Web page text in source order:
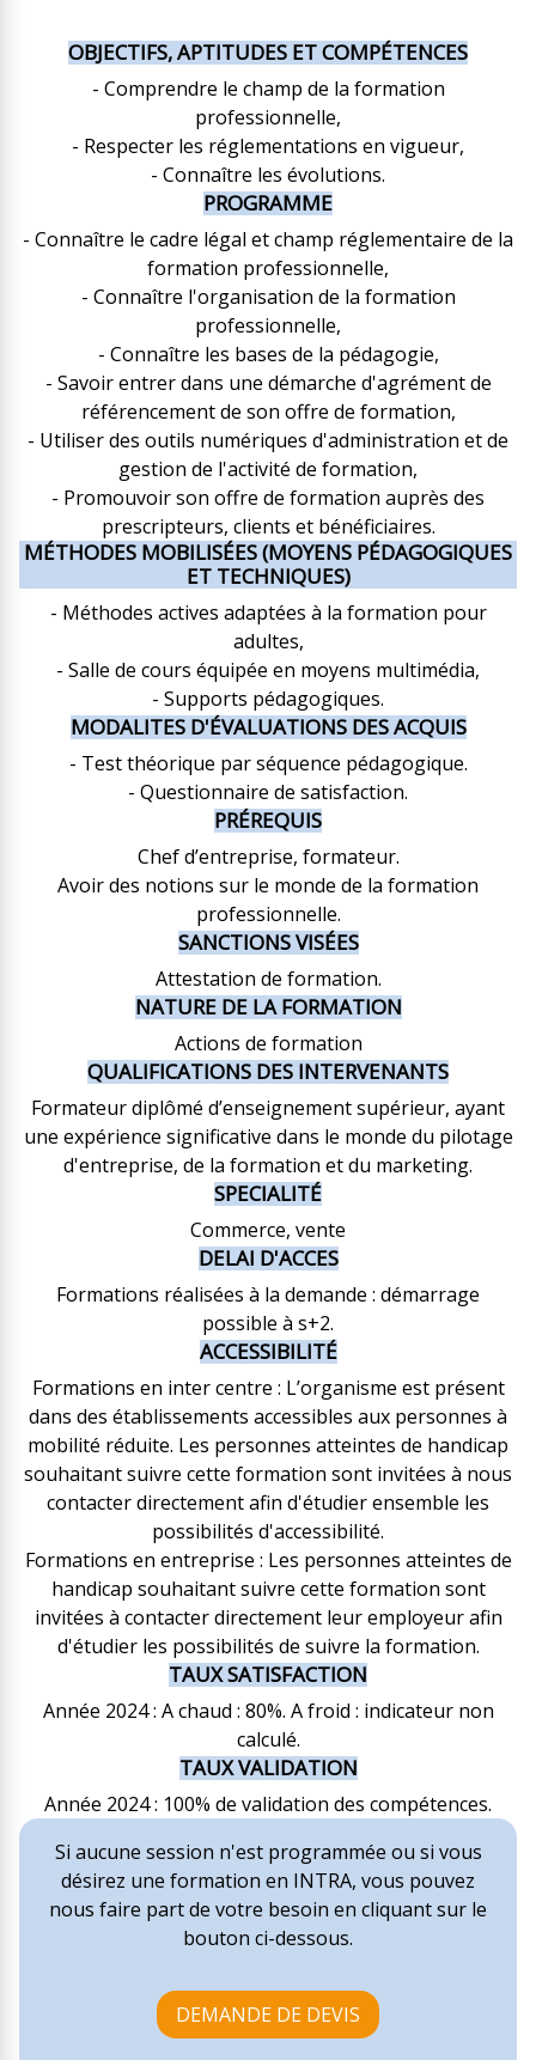
Si aucune session n'est programmée ou si vous
désirez une formation en INTRA, vous pouvez
nous faire part de votre besoin en cliquant sur le
bouton ci-dessous.
DEMANDE DE DEVIS
OBJECTIFS, APTITUDES ET COMPÉTENCES
- Comprendre le champ de la formation
professionnelle,
- Respecter les réglementations en vigueur,
- Connaître les évolutions.
PROGRAMME
- Connaître le cadre légal et champ réglementaire de la
formation professionnelle,
- Connaître l'organisation de la formation
professionnelle,
- Connaître les bases de la pédagogie,
- Savoir entrer dans une démarche d'agrément de
référencement de son offre de formation,
- Utiliser des outils numériques d'administration et de
gestion de l'activité de formation,
- Promouvoir son offre de formation auprès des
prescripteurs, clients et bénéficiaires.
MÉTHODES MOBILISÉES (MOYENS PÉDAGOGIQUES
ET TECHNIQUES)
- Méthodes actives adaptées à la formation pour
adultes,
- Salle de cours équipée en moyens multimédia,
- Supports pédagogiques.
MODALITES D'ÉVALUATIONS DES ACQUIS
- Test théorique par séquence pédagogique.
- Questionnaire de satisfaction.
PRÉREQUIS
Chef d’entreprise, formateur.
Avoir des notions sur le monde de la formation
professionnelle.
SANCTIONS VISÉES
Attestation de formation.
NATURE DE LA FORMATION
Actions de formation
QUALIFICATIONS DES INTERVENANTS
Formateur diplômé d’enseignement supérieur, ayant
une expérience significative dans le monde du pilotage
d'entreprise, de la formation et du marketing.
SPECIALITÉ
Commerce, vente
DELAI D'ACCES
Formations réalisées à la demande : démarrage
possible à s+2.
ACCESSIBILITÉ
Formations en inter centre : L’organisme est présent
dans des établissements accessibles aux personnes à
mobilité réduite. Les personnes atteintes de handicap
souhaitant suivre cette formation sont invitées à nous
contacter directement afin d'étudier ensemble les
possibilités d'accessibilité.
Formations en entreprise : Les personnes atteintes de
handicap souhaitant suivre cette formation sont
invitées à contacter directement leur employeur afin
d'étudier les possibilités de suivre la formation.
TAUX SATISFACTION
Année 2024 : A chaud : 80%. A froid : indicateur non
calculé.
TAUX VALIDATION
Année 2024 : 100% de validation des compétences.